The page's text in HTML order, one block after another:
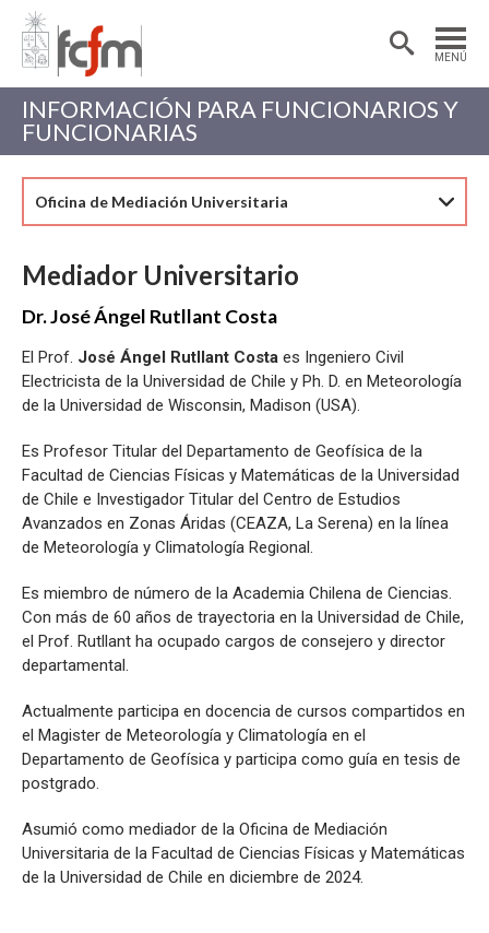
MENÚ
Estudiantes
Académicas/os
INFORMACIÓN PARA FUNCIONARIOS Y
FUNCIONARIAS
Oficina de Mediación Universitaria
Mediador Universitario
Dr. José Ángel Rutllant Costa
El Prof. José Ángel Rutllant Costa es Ingeniero Civil
Electricista de la Universidad de Chile y Ph. D. en Meteorología
de la Universidad de Wisconsin, Madison (USA).
Es Profesor Titular del Departamento de Geofísica de la
Facultad de Ciencias Físicas y Matemáticas de la Universidad
de Chile e Investigador Titular del Centro de Estudios
Avanzados en Zonas Áridas (CEAZA, La Serena) en la línea
de Meteorología y Climatología Regional.
Es miembro de número de la Academia Chilena de Ciencias.
Con más de 60 años de trayectoria en la Universidad de Chile,
el Prof. Rutllant ha ocupado cargos de consejero y director
departamental.
Actualmente participa en docencia de cursos compartidos en
el Magister de Meteorología y Climatología en el
Departamento de Geofísica y participa como guía en tesis de
postgrado.
Asumió como mediador de la Oficina de Mediación
Universitaria de la Facultad de Ciencias Físicas y Matemáticas
de la Universidad de Chile en diciembre de 2024.